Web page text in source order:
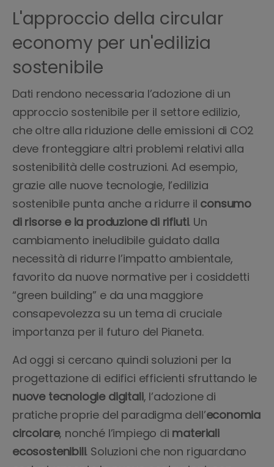
L'approccio della circular
economy per un'edilizia
sostenibile
Dati rendono necessaria l’adozione di un
approccio sostenibile per il settore edilizio,
che oltre alla riduzione delle emissioni di CO2
deve fronteggiare altri problemi relativi alla
sostenibilità delle costruzioni. Ad esempio,
grazie alle nuove tecnologie, l’edilizia
sostenibile punta anche a ridurre il consumo
di risorse e la produzione di rifiuti. Un
cambiamento ineludibile guidato dalla
necessità di ridurre l’impatto ambientale,
favorito da nuove normative per i cosiddetti
“green building” e da una maggiore
consapevolezza su un tema di cruciale
importanza per il futuro del Pianeta.
Ad oggi si cercano quindi soluzioni per la
progettazione di edifici efficienti sfruttando le
nuove tecnologie digitali, l’adozione di
pratiche proprie del paradigma dell’economia
circolare, nonché l’impiego di materiali
ecosostenibili. Soluzioni che non riguardano